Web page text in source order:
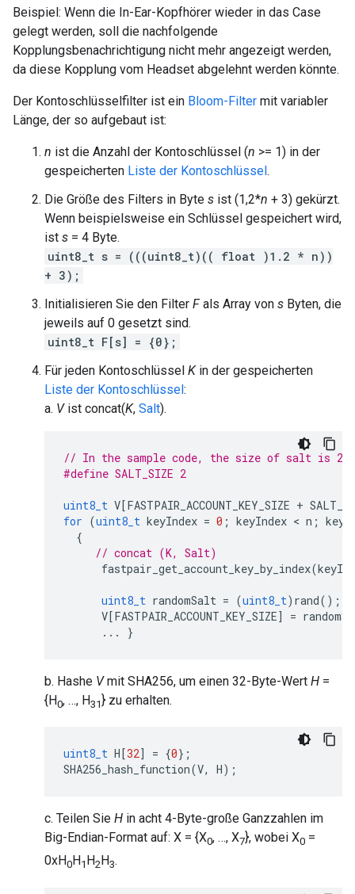
Beispiel: Wenn die In-Ear-Kopfhörer wieder in das Case
gelegt werden, soll die nachfolgende
Kopplungsbenachrichtigung nicht mehr angezeigt werden,
da diese Kopplung vom Headset abgelehnt werden könnte.
Der Kontoschlüsselfilter ist ein Bloom-Filter mit variabler
Länge, der so aufgebaut ist:
n ist die Anzahl der Kontoschlüssel (n >= 1) in der
gespeicherten Liste der Kontoschlüssel.
Die Größe des Filters in Byte s ist (1,2*n + 3) gekürzt.
Wenn beispielsweise ein Schlüssel gespeichert wird,
ist s = 4 Byte.
uint8_t s = (((uint8_t)(( float )1.2 * n))
+ 3);
Initialisieren Sie den Filter Fals Array von s Byten, die
jeweils auf 0 gesetzt sind.
uint8_t F[s] = {0};
Für jeden Kontoschlüssel Kin der gespeicherten
Liste der Kontoschlüssel:
a. Vist concat(K, Salt).
// In the sample code, the size of salt is 2
#define SALT_SIZE 2
uint8_t V[FASTPAIR_ACCOUNT_KEY_SIZE +
for (uint8_t keyIndex = 0 ; keyIndex < n ;
{
// concat (K, Salt)
fastpair_get_account_key_by_index(
uint8_t randomSalt = (uint8_t) rand();
V[FASTPAIR_ACCOUNT_KEY_SIZE] =
...
}
b. Hashe Vmit SHA256, um einen 32-Byte-Wert H =
{H0, …, H31} zu erhalten.
uint8_t H [32] = {0};
SHA256_hash_function(V, H);
c. Teilen Sie H in acht 4-Byte-große Ganzzahlen im
Big-Endian-Format auf: X = {X0, …, X7}, wobei X0 =
0xH0 H 1 H2 H3.